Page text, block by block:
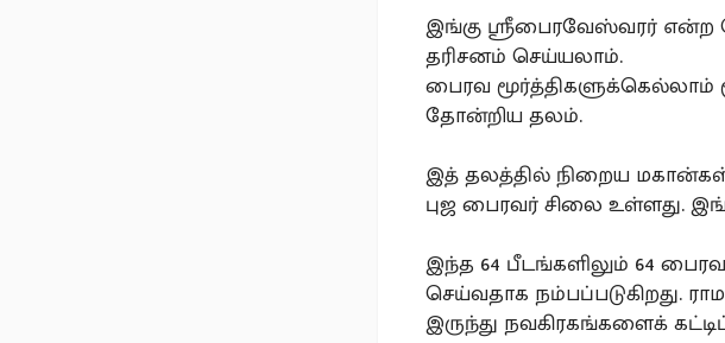
இங்கு ஸ்ரீபைரவேஸ்வரர் என்ற
தரிசனம் செய்யலாம்.
பைரவ
தோன்றிய தலம்.
இத் தலத்தில் நிறைய
புஜ பைரவர் சிலை உள்ளது.
இந்த 64 பீடங்களிலும் 64
செய்வதாக நம்பப்படுகிறது.
இருந்து நவகிரகங்களைக்